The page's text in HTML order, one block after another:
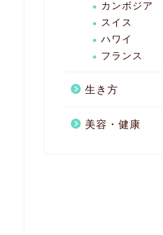
カンボジア
スイス
ハワイ
フランス
生き方
美容・健康